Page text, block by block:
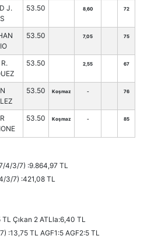
J.
53.50 8,60 72
53.50 7,05 75
53.50 2,55 67
53.50 Koşmaz - 76
53.50 Koşmaz - 85
4/3/7) :9.864,97 TL
3/7) :421,08 TL
Çıkan 2 ATLla:6,40 TL
:13,75 TL AGF1:5 AGF2:5 TL